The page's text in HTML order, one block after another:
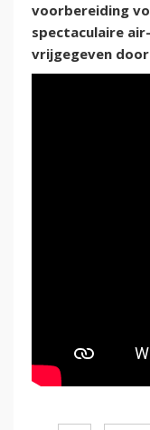
voorbereiding
spectaculaire
vrijgegeven door